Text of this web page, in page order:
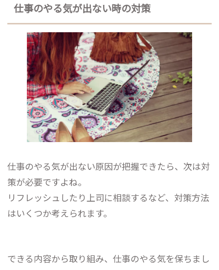
仕事のやる気が出ない時の対策
仕事のやる気が出ない原因が把握できたら、次は対
策が必要ですよね。
リフレッシュしたり上司に相談するなど、対策方法
はいくつか考えられます。
できる内容から取り組み、仕事のやる気を保ちまし